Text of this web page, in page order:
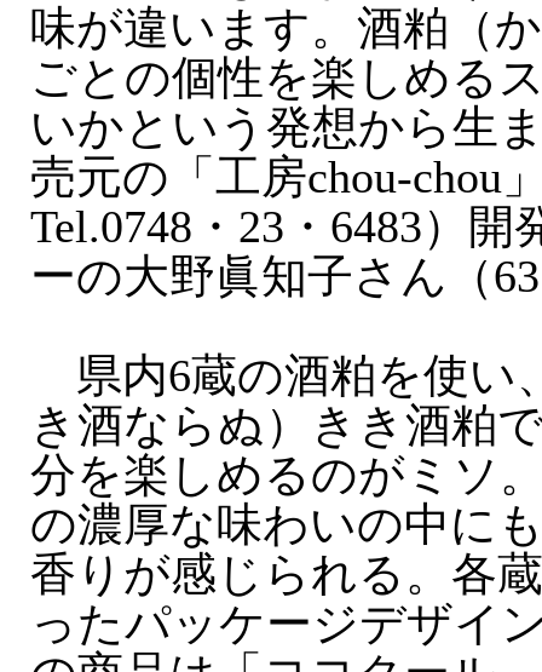
味が違います。酒粕（
ごとの個性を楽しめる
いかという発想から生
売元の「工房chou‐chou
Tel.0748・23・6483）
ーの大野眞知子さん（
県内6蔵の酒粕を使い
き酒ならぬ）きき酒粕
分を楽しめるのがミソ
の濃厚な味わいの中に
香りが感じられる。各
ったパッケージデザイ